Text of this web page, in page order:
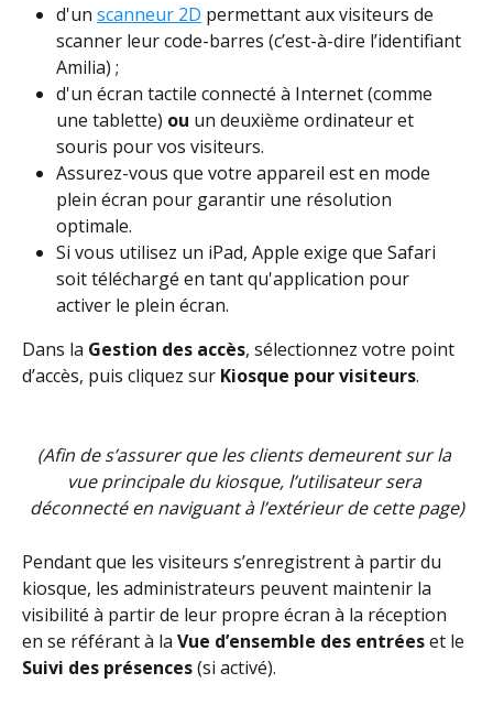
d'un scanneur 2D permettant aux visiteurs de
scanner leur code-barres (c’est-à-dire l’identifiant
Amilia) ;
d'un écran tactile connecté à Internet (comme
une tablette) ou un deuxième ordinateur et
souris pour vos visiteurs.
Assurez-vous que votre appareil est en mode
plein écran pour garantir une résolution
optimale.
Si vous utilisez un iPad, Apple exige que Safari
soit téléchargé en tant qu'application pour
activer le plein écran.
Dans la Gestion des accès, sélectionnez votre point
d’accès, puis cliquez sur Kiosque pour visiteurs.
(Afin de s’assurer que les clients demeurent sur la
vue principale du kiosque, l’utilisateur sera
déconnecté en naviguant à l’extérieur de cette page)
Pendant que les visiteurs s’enregistrent à partir du
kiosque, les administrateurs peuvent maintenir la
visibilité à partir de leur propre écran à la réception
en se référant à la Vue d’ensemble des entrées et le
Suivi des présences (si activé).